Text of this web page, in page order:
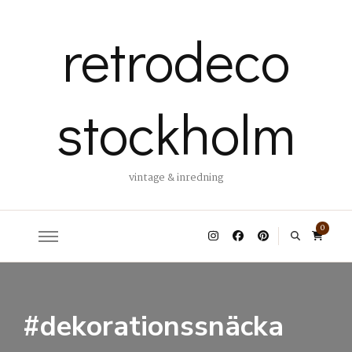
retrodeco
stockholm
vintage & inredning
0
#dekorationssnäcka